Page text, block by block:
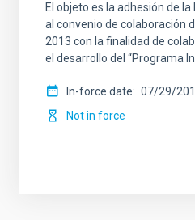
El objeto es la adhesión de
al convenio de colaboración
2013 con la finalidad de
el desarrollo del “Programa
In-force date 07/29/
Not in force